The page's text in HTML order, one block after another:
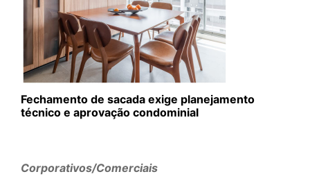
Fechamento de sacada exige planejamento
técnico e aprovação condominial
Corporativos/Comerciais